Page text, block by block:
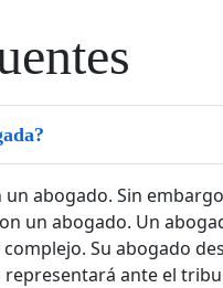
abogado. Sin
un abogado. Un
Su abogado
ante el